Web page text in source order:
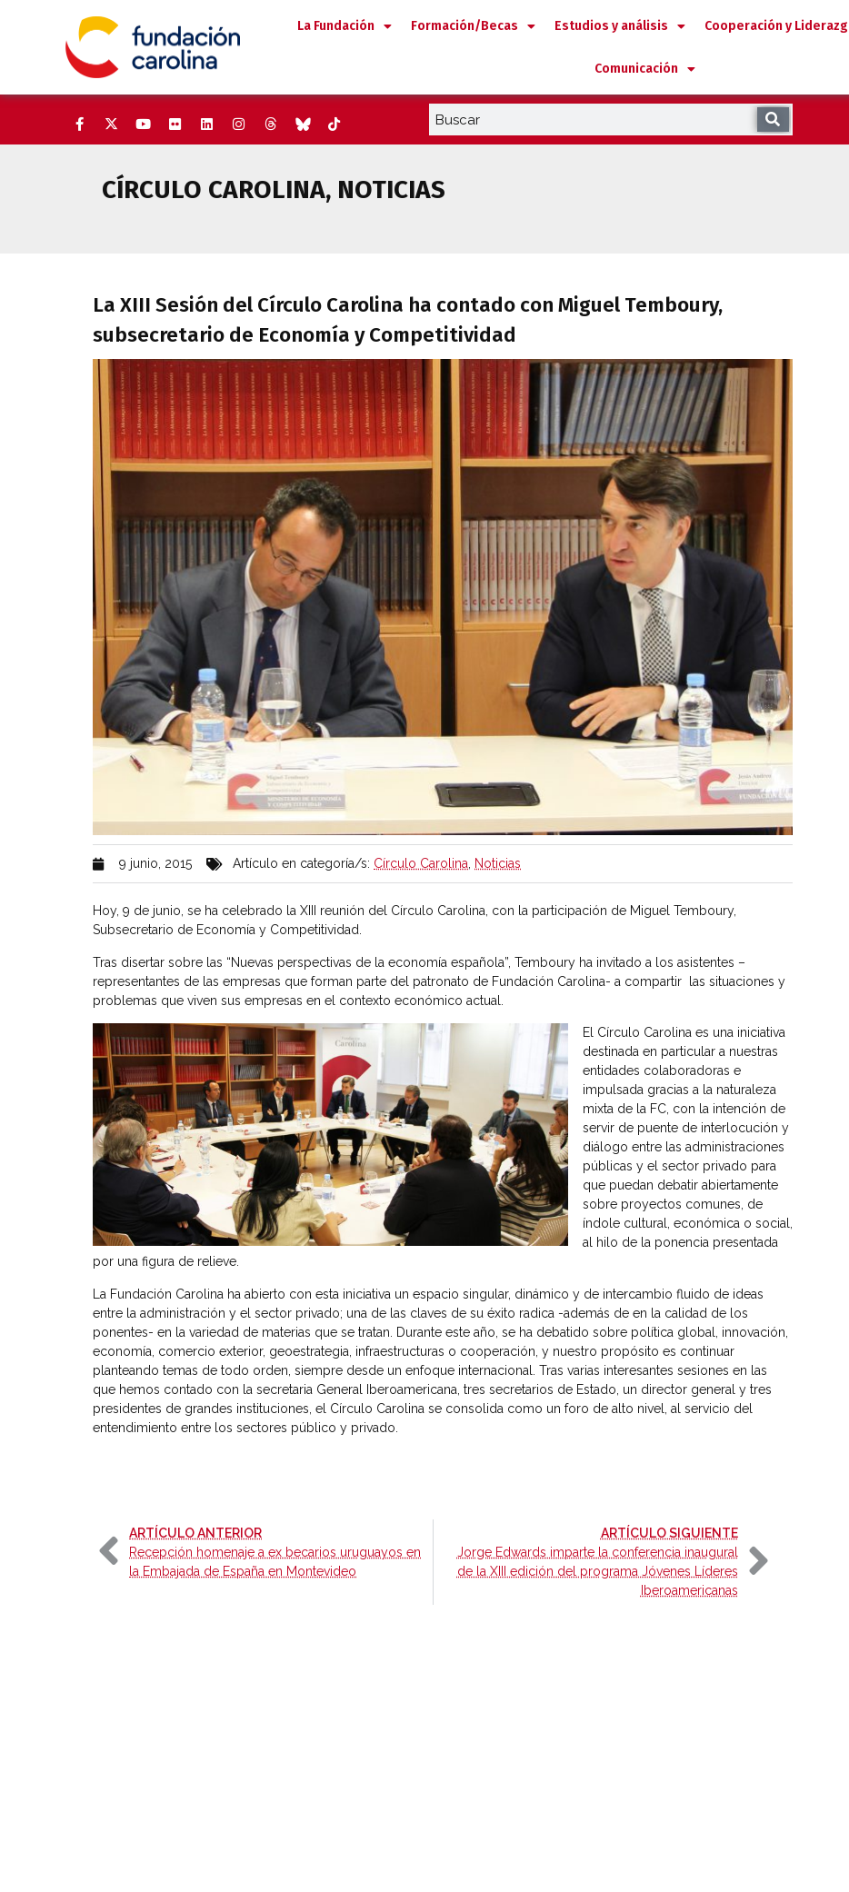
La Fundación Formación/Becas Estudios y análisis Cooperación y
Comunicación
CÍRCULO CAROLINA, NOTICIAS
La XIII Sesión del Círculo Carolina ha contado con Miguel Temboury,
subsecretario de Economía y Competitividad
9 junio, 2015 Artículo en categoría/s: Círculo Carolina, Noticias
Hoy, 9 de junio, se ha celebrado la XIII reunión del Círculo Carolina, con la participación de Miguel Temboury,
Subsecretario de Economía y Competitividad.
Tras disertar sobre las “Nuevas perspectivas de la economía española”, Temboury ha invitado a los asistentes –
representantes de las empresas que forman parte del patronato de Fundación Carolina- a compartir las situaciones y
problemas que viven sus empresas en el contexto económico actual.
El Círculo Carolina es una iniciativa
destinada en particular a nuestras
entidades colaboradoras e
impulsada gracias a la naturaleza
mixta de la FC, con la intención de
servir de puente de interlocución y
diálogo entre las administraciones
públicas y el sector privado para
que puedan debatir abiertamente
sobre proyectos comunes, de
índole cultural, económica o social,
al hilo de la ponencia presentada
por una figura de relieve.
La Fundación Carolina ha abierto con esta iniciativa un espacio singular, dinámico y de intercambio fluido de ideas
entre la administración y el sector privado; una de las claves de su éxito radica -además de en la calidad de los
ponentes- en la variedad de materias que se tratan. Durante este año, se ha debatido sobre política global, innovación,
economía, comercio exterior, geoestrategia, infraestructuras o cooperación, y nuestro propósito es continuar
planteando temas de todo orden, siempre desde un enfoque internacional. Tras varias interesantes sesiones en las
que hemos contado con la secretaria General Iberoamericana, tres secretarios de Estado, un director general y tres
presidentes de grandes instituciones, el Círculo Carolina se consolida como un foro de alto nivel, al servicio del
entendimiento entre los sectores público y privado.
ARTÍCULO ANTERIOR-
Recepción homenaje a ex becarios uruguayos en
la Embajada de España en Montevideo
ARTÍCULO SIGUIENTE-
Jorge Edwards imparte la conferencia inaugural
de la XIII edición del programa Jóvenes Líderes
Iberoamericanas